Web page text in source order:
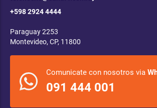
+598 2924 4444
Paraguay 2253
Montevideo, CP, 11800
Comunicate con nosotros via
091 444 001